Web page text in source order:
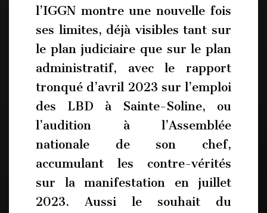
l’IGGN montre une nouvelle fois
ses limites, déjà visibles tant sur
le plan judiciaire que sur le plan
administratif, avec le rapport
tronqué d’avril 2023 sur l’emploi
des LBD à Sainte-Soline, ou
l’audition à l’Assemblée
nationale de son chef,
accumulant les contre-vérités
sur la manifestation en juillet
2023. Aussi le souhait du